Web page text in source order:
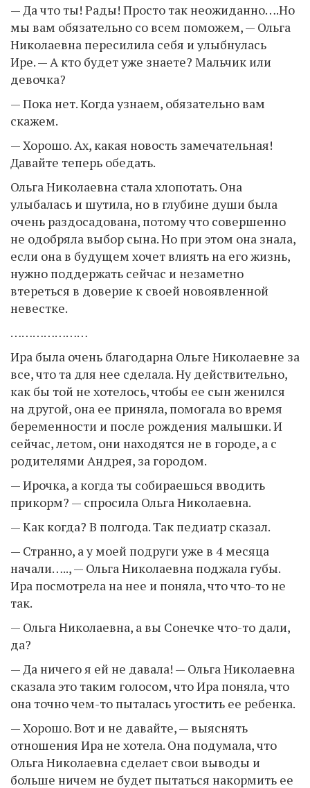
— Да что ты! Рады! Просто так неожиданно….Но
мы вам обязательно со всем поможем, — Ольга
Николаевна пересилила себя и улыбнулась
Ире. — А кто будет уже знаете? Мальчик или
девочка?
— Пока нет. Когда узнаем, обязательно вам
скажем.
— Хорошо. Ах, какая новость замечательная!
Давайте теперь обедать.
Ольга Николаевна стала хлопотать. Она
улыбалась и шутила, но в глубине души была
очень раздосадована, потому что совершенно
не одобряла выбор сына. Но при этом она знала,
если она в будущем хочет влиять на его жизнь,
нужно поддержать сейчас и незаметно
втереться в доверие к своей новоявленной
невестке.
…………………
Ира была очень благодарна Ольге Николаевне за
все, что та для нее сделала. Ну действительно,
как бы той не хотелось, чтобы ее сын женился
на другой, она ее приняла, помогала во время
беременности и после рождения малышки. И
сейчас, летом, они находятся не в городе, а с
родителями Андрея, за городом.
— Ирочка, а когда ты собираешься вводить
прикорм? — спросила Ольга Николаевна.
— Как когда? В полгода. Так педиатр сказал.
— Странно, а у моей подруги уже в 4 месяца
начали….., — Ольга Николаевна поджала губы.
Ира посмотрела на нее и поняла, что что-то не
так.
— Ольга Николаевна, а вы Сонечке что-то дали,
да?
— Да ничего я ей не давала! — Ольга Николаевна
сказала это таким голосом, что Ира поняла, что
она точно чем-то пыталась угостить ее ребенка.
— Хорошо. Вот и не давайте, — выяснять
отношения Ира не хотела. Она подумала, что
Ольга Николаевна сделает свои выводы и
больше ничем не будет пытаться накормить ее